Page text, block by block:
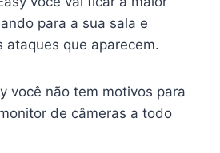
para a sua sala e
ataques que aparecem.
você não tem motivos para
de câmeras a todo